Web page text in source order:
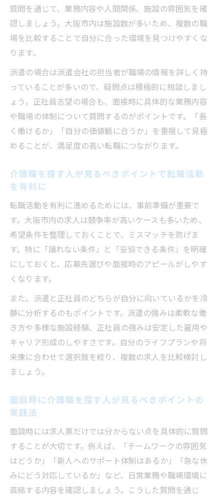
質問を通じて、業務内容や人間関係、施設の雰囲気を確
認しましょう。大阪市内は施設数が多いため、複数の職
場を比較することで自分に合った環境を見つけやすくな
ります。
派遣の場合は派遣会社の担当者が職場の情報を詳しく持
っていることが多いので、疑問点は積極的に相談しまし
ょう。正社員志望の場合も、面接時に具体的な業務内容
や職場の体制について質問するのがポイントです。「長
く働けるか」「自分の価値観に合うか」を重視して見極
めることが、満足度の高い転職につながります。
介護職を探す人が見るべきポイントで転職活動
を有利に
転職活動を有利に進めるためには、事前準備が重要で
す。大阪市内の求人は競争率が高いケースも多いため、
希望条件を整理しておくことで、ミスマッチを防げま
す。特に「譲れない条件」と「妥協できる条件」を明確
にしておくと、応募先選びや面接時のアピールがしやす
くなります。
また、派遣と正社員のどちらが自分に向いているかを冷
静に分析するのもポイントです。派遣の強みは柔軟な働
き方や多様な施設経験、正社員の強みは安定した雇用や
キャリア形成のしやすさです。自分のライフプランや将
来像に合わせて選択肢を絞り、複数の求人を比較検討し
ましょう。
面談時に介護職を探す人が見るべきポイントの
実践法
面談時には求人票だけでは分からない点を具体的に質問
することが大切です。例えば、「チームワークの雰囲気
はどうか」「新人へのサポート体制はあるか」「急な休
みにどう対応しているか」など、日常業務や職場環境に
直結する内容を確認しましょう。こうした質問を通じ